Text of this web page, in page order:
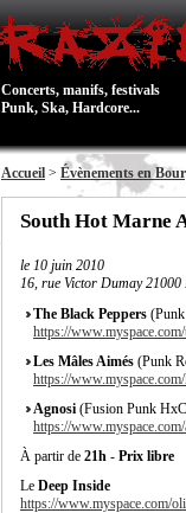
Concerts, manifs, festivals
Punk, Ska, Hardcore...
Accueil > Évènements en
South Hot Marne
le 10 juin 2010
16, rue Victor Dumay
The Black Peppers
https://
Les Mâles Aimés (Punk
https://www.myspace.com/
Agnosi (Fusion Punk
https://
À partir de 21h - Prix libre
Le Deep Inside
https://www.myspace.com/